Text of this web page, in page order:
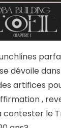
dévoile
artifices
,
contester le